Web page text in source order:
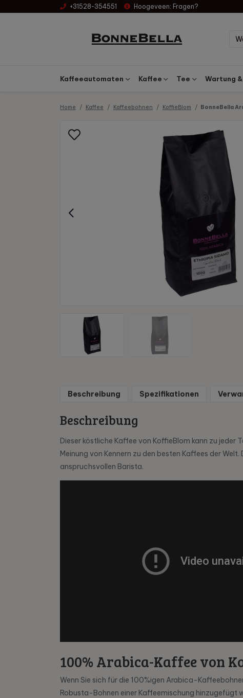
+31528-354551 Hoogeveen: Fragen?
Kaffeeautomaten Kaffee Tee Wartung
Home Kaffee Kaffeebohnen KoffieBlom BonneBella
Beschreibung Spezifikationen
Beschreibung
Dieser köstliche Kaffee von KoffieBlom kann zu
Meinung von Kennern zu den besten Kaffees der
anspruchsvollen Barista.
100% Arabica-Kaffee von
Wenn Sie sich für die 100%igen Arabica-
Robusta-Bohnen einer Kaffeemischung hinzugefügt